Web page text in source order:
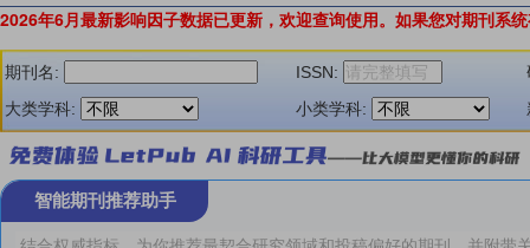
2026年6月最新影响因子数据已更新，欢迎查询使用。 如果您对期刊系
期刊名: ISSN:
大类学科:
小类学科:
智能期刊推荐助手